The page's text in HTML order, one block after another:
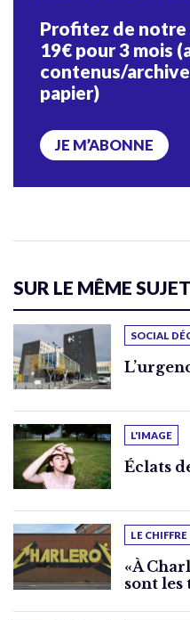
Profitez de
19€ pour 3 mois
contenus/
papier)
JE M’ABONNE
SUR LE MÊME SUJET
SOCIAL
L'IMAGE
Éclats
LE CHIFFRE
«À
sont les